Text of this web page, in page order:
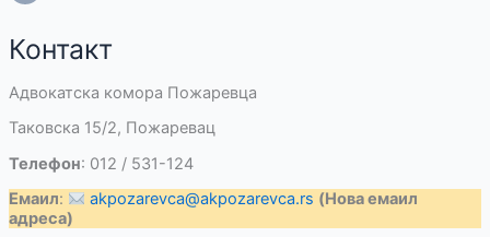
Контакт
Адвокатска комора Пожаревца
Таковска 15/2, Пожаревац
Телефон: 012 / 531-124
Емаил: akpozarevca@akpozarevca.rs (Нова емаил
адреса)